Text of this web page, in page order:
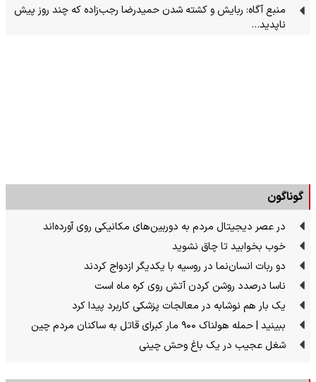
منبع آگاه: ربایش و کشته شدن حمیدرضا رجب‌زاده که چند روز پیش
ناپدید…
گوناگون
در عصر دیجیتال مردم به دوربین‌های مکانیکی روی آورده‌اند
خوب بخوابید تا چاق نشوید
دو ربات انسان‌نما در روسیه با یکدیگر ازدواج کردند
ناسا درصدد روشن کردن آتش روی کره ماه است
یک بار هم نوشابه در معالجات پزشکی کاربرد پیدا کرد
ببینید | حمله هولناک ۹۰۰ مار کبرای قاتل به ساکنان مردم چین
شغل عجیب در یک باغ وحش چینی